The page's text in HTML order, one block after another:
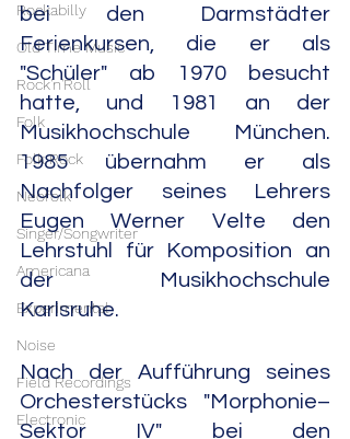
Rockabilly
Old Time Music
Rock'n'Roll
Folk
Folk Rock
Neofolk
Singer/Songwriter
Americana
Experimental
Noise
Field Recordings
Electronic
bei den Darmstädter
Ferienkursen, die er als
"Schüler" ab 1970 besucht
hatte, und 1981 an der
Musikhochschule München.
1985 übernahm er als
Nachfolger seines Lehrers
Eugen Werner Velte den
Lehrstuhl für Komposition an
der Musikhochschule
Karlsruhe.
Nach der Aufführung seines
Orchesterstücks "Morphonie–
Sektor IV" bei den